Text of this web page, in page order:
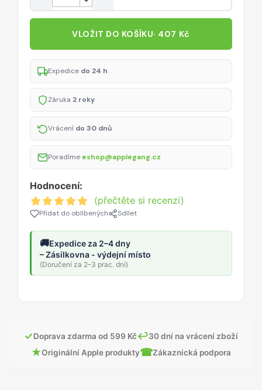
VLOŽIT DO KOŠÍKU· 407 Kč
Expedice do 24 h
Záruka 2 roky
Vrácení do 30 dnů
Poradíme eshop@applegang.cz
Hodnocení:
(přečtěte si recenzi)
Přidat do oblíbených Sdílet
🚚Expedice za 2–4 dny
– Zásilkovna - výdejní místo
(Doručení za 2–3 prac. dní)
✓Doprava zdarma od 599 Kč↩30 dní na vrácení zboží
★Originální Apple produkty☎Zákaznická podpora